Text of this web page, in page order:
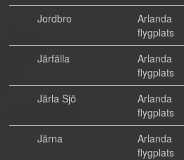
Jordbro
Arlanda
flygplats
Järfälla
Arlanda
flygplats
Järla Sjö
Arlanda
flygplats
Järna
Arlanda
flygplats